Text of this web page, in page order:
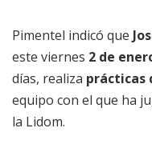
Pimentel indicó que
este viernes 2 de
días, realiza prácticas
equipo con el que ha
la Lidom.